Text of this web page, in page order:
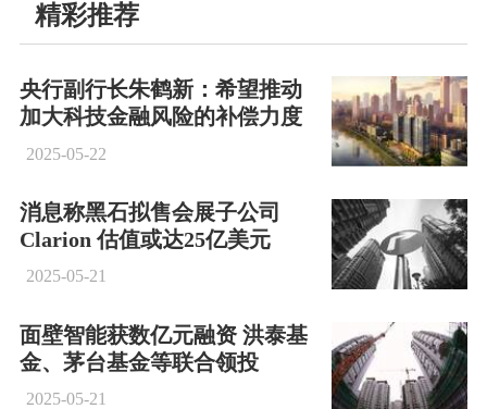
精彩推荐
央行副行长朱鹤新：希望推动
加大科技金融风险的补偿力度
2025-05-22
消息称黑石拟售会展子公司
Clarion 估值或达25亿美元
2025-05-21
面壁智能获数亿元融资 洪泰基
金、茅台基金等联合领投
2025-05-21